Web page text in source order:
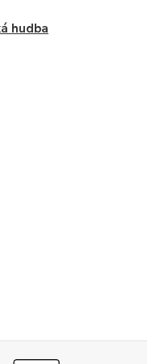
hudba